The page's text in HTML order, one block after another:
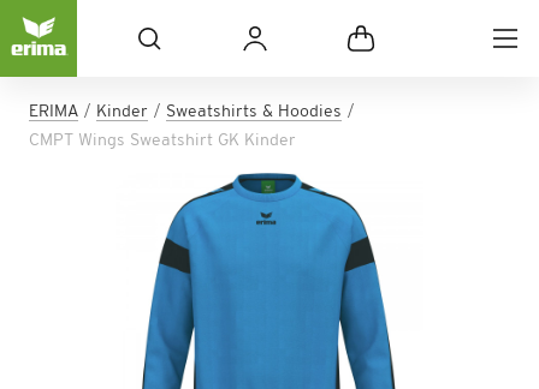
ERIMA Kinder
Sweatshirts & Hoodies
CMPT Wings Sweatshirt GK Kinder